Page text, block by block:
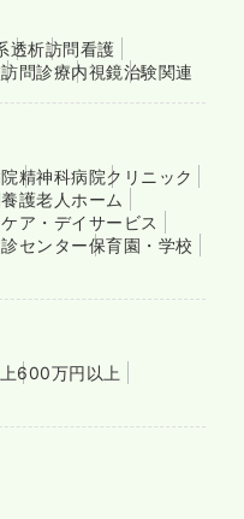
透析訪問看護
訪問診療内視鏡治験関連
精神科病院クリニック
護老人ホーム
ア・デイサービス
センター保育園・学校
600万円以上